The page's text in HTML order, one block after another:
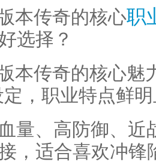
本传奇的核心职
选择？
本传奇的核心魅
定，职业特点鲜
量、高防御、近
，适合喜欢冲锋